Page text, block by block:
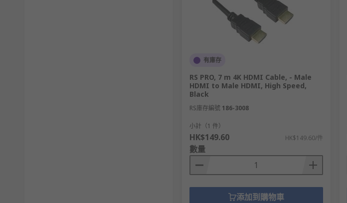
有庫存
RS PRO, 7 m 4K HDMI Cable, - Male
HDMI to Male HDMI, High Speed,
Black
RS庫存編號 186-3008
小計（1 件）
HK$149.60 HK$149.60/件
數量
添加到購物車